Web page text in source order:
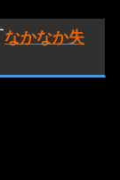
なかなか失